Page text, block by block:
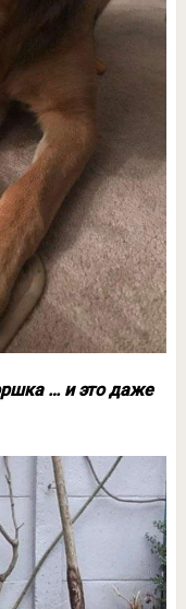
… и это даже